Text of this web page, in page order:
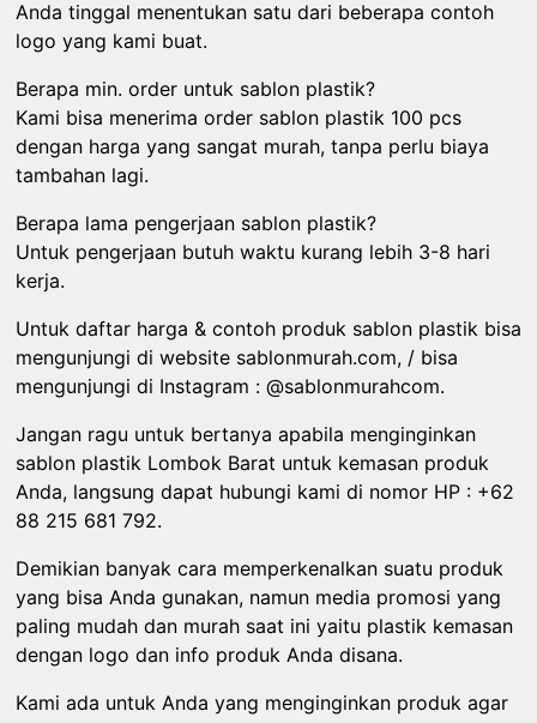
Anda tinggal menentukan satu dari beberapa contoh
logo yang kami buat.
Berapa min. order untuk sablon plastik?
Kami bisa menerima order sablon plastik 100 pcs
dengan harga yang sangat murah, tanpa perlu biaya
tambahan lagi.
Berapa lama pengerjaan sablon plastik?
Untuk pengerjaan butuh waktu kurang lebih 3-8 hari
kerja.
Untuk daftar harga & contoh produk sablon plastik bisa
mengunjungi di website sablonmurah.com, / bisa
mengunjungi di Instagram : @sablonmurahcom.
Jangan ragu untuk bertanya apabila menginginkan
sablon plastik Lombok Barat untuk kemasan produk
Anda, langsung dapat hubungi kami di nomor HP : +62
88 215 681 792.
Demikian banyak cara memperkenalkan suatu produk
yang bisa Anda gunakan, namun media promosi yang
paling mudah dan murah saat ini yaitu plastik kemasan
dengan logo dan info produk Anda disana.
Kami ada untuk Anda yang menginginkan produk agar